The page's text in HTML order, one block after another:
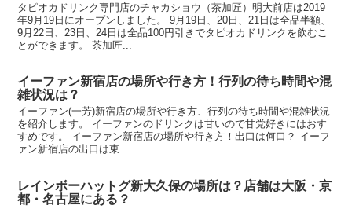
タピオカドリンク専門店のチャカショウ（茶加匠）明大前店は2019
年9月19日にオープンしました。 9月19日、20日、21日は全品半額、
9月22日、23日、24日は全品100円引きでタピオカドリンクを飲むこ
とができます。 茶加匠...
イーファン新宿店の場所や行き方！行列の待ち時間や混
雑状況は？
イーファン(一芳)新宿店の場所や行き方、行列の待ち時間や混雑状況
を紹介します。 イーファンのドリンクは甘いので甘党好きにはおす
すめです。 イーファン新宿店の場所や行き方！出口は何口？ イーフ
ァン新宿店の出口は東...
レインボーハットグ新大久保の場所は？店舗は大阪・京
都・名古屋にある？